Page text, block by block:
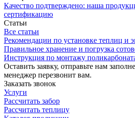
Качество подтверждено: наша
сертификацию
Статьи
Все статьи
Рекомендации по установке теплиц и
Правильное хранение и погрузка
Инструкция по монтажу
Оставить заявку, отправьте нам
менеджер перезвонит вам.
Заказать звонок
Услуги
Рассчитать забор
Рассчитать теплицу